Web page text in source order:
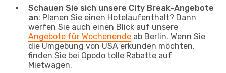
Schauen Sie sich unsere City Break-Angebote
an: Planen Sie einen Hotelaufenthalt? Dann
werfen Sie auch einen Blick auf unsere
Angebote für Wochenende ab Berlin. Wenn Sie
die Umgebung von USA erkunden möchten,
finden Sie bei Opodo tolle Rabatte auf
Mietwagen.